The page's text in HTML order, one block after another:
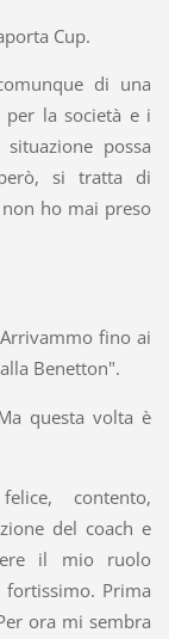
Cup.
di una
per la società e i
possa
si tratta di
ho mai preso
fino ai
Benetton".
questa volta è
contento,
del coach e
il mio ruolo
Prima
ora mi sembra